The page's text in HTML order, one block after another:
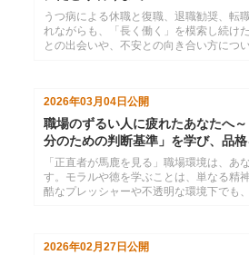
うつ病による休職と復職、退職勧奨、転
れながらも、「長く働く」を模索し続け
との出会いや、不安との向き合い方につ
2026年03月04日公開
職場のずるい人に疲れたあなたへ
分のための判断基準」を学び、品
「正直者が馬鹿を見る」職場環境は、あ
す。モラルや徳を学ぶことは、単なる精
酷なプレッシャーや不透明な環境下でも
2026年02月27日 公開